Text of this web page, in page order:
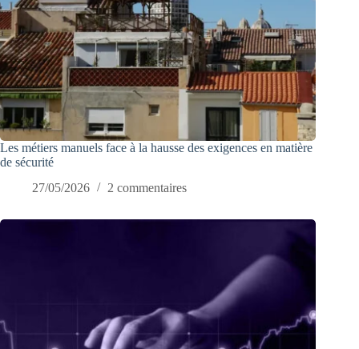
Les métiers manuels face à la hausse des exigences en matière
de sécurité
27/05/2026
2 commentaires